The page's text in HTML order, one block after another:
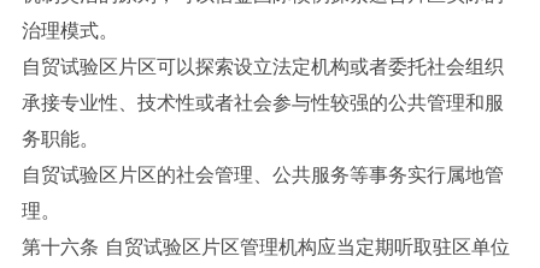
治理模式。
自贸试验区片区可以探索设立法定机构或者委托社会组织
承接专业性、技术性或者社会参与性较强的公共管理和服
务职能。
自贸试验区片区的社会管理、公共服务等事务实行属地管
理。
第十六条 自贸试验区片区管理机构应当定期听取驻区单位